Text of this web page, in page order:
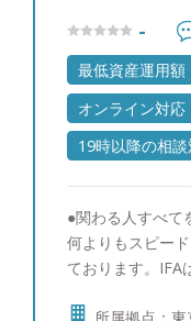
-
最低資産運用額
オンライン対応
19時以降の相
●関わる人すべて
何よりもスピー
ております。IFA
所属拠点：東